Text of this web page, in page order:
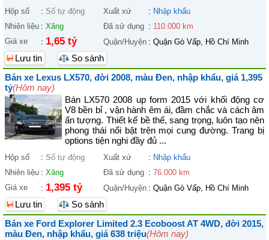
Hộp số : Số tự động Xuất xứ : Nhập khẩu
Nhiên liệu : Xăng Đã sử dụng : 110.000 km
Giá xe
: 1,65 tỷ Quận/Huyện : Quận Gò Vấp, Hồ Chí Minh
Lưu tin
So sánh
Bán xe Lexus LX570, đời 2008, màu Đen, nhập khẩu, giá 1,395
tỷ(Hôm nay)
Bán LX570 2008 up form 2015 với khối động cơ
V8 bền bỉ , vận hành êm ái, đầm chắc và cách âm
ấn tượng. Thiết kế bề thế, sang trọng, luôn tạo nên
phong thái nổi bật trên mọi cung đường. Trang bị
options tiện nghi đầy đủ ...
Hộp số : Số tự động Xuất xứ : Nhập khẩu
Nhiên liệu : Xăng Đã sử dụng : 76.000 km
Giá xe
: 1,395 tỷ Quận/Huyện : Quận Gò Vấp, Hồ Chí Minh
Lưu tin
So sánh
Bán xe Ford Explorer Limited 2.3 Ecoboost AT 4WD, đời 2015,
màu Đen, nhập khẩu, giá 638 triệu(Hôm nay)